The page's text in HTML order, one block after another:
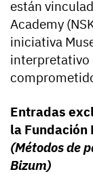
están
Academy
iniciativa
interpretativo
Entradas
la Fundación
(Métodos de
Bizum)